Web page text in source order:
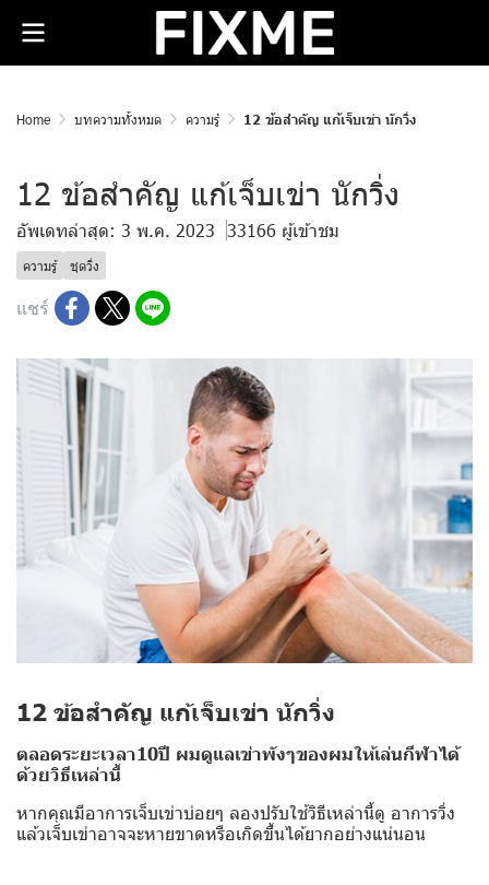
Home บทความทั้งหมด ความรู้ 12 ข้อสำคัญ แก้เจ็บเข่า นักวิ่ง
12 ข้อสำคัญ แก้เจ็บเข่า นักวิ่ง
อัพเดทล่าสุด: 3 พ.ค. 2023 33166 ผู้เข้าชม
ความรู้ ชุดวิ่ง
แชร์
12 ข้อสำคัญ แก้เจ็บเข่า นักวิ่ง
ตลอดระยะเวลา10ปี ผมดูแลเข่าพังๆของผมให้เล่นกีฬาได้
ด้วยวิธีเหล่านี้
หากคุณมีอาการเจ็บเข่าบ่อยๆ ลองปรับใช้วิธีเหล่านี้ดู อาการวิ่ง
แล้วเจ็บเข่าอาจจะหายขาดหรือเกิดขึ้นได้ยากอย่างแน่นอน